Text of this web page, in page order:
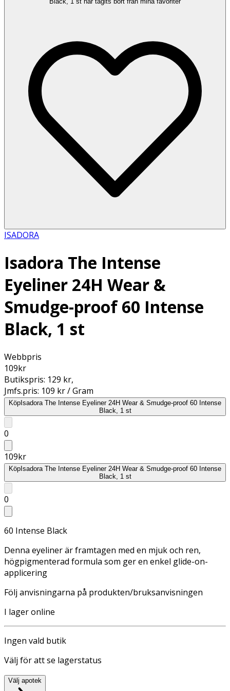
ISADORA
Isadora The Intense
Eyeliner 24H Wear &
Smudge-proof 60 Intense
Black, 1 st
Webbpris
109kr
Butikspris: 129 kr,
Jmfs.pris: 109 kr / Gram
KöpIsadora The Intense Eyeliner 24H Wear & Smudge-proof 60 Intense
Black, 1 st
0
109kr
KöpIsadora The Intense Eyeliner 24H Wear & Smudge-proof 60 Intense
Black, 1 st
0
60 Intense Black
Denna eyeliner är framtagen med en mjuk och ren,
högpigmenterad formula som ger en enkel glide-on-
applicering
Följ anvisningarna på produkten/bruksanvisningen
I lager online
Ingen vald butik
Välj för att se lagerstatus
Välj apotek